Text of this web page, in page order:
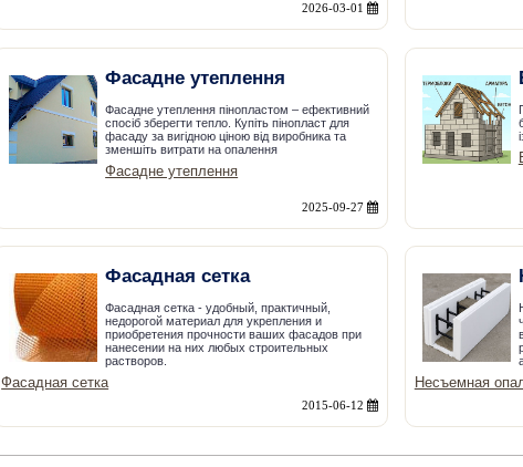
2026-03-01
Фасадне утеплення
Фасадне утеплення пінопластом – ефективний
спосіб зберегти тепло. Купіть пінопласт для
фасаду за вигідною ціною від виробника та
зменшіть витрати на опалення
Фасадне утеплення
2025-09-27
Фасадная сетка
Фасадная сетка - удобный, практичный,
недорогой материал для укрепления и
приобретения прочности ваших фасадов при
нанесении на них любых строительных
растворов.
Фасадная сетка
2015-06-12
Несъемная